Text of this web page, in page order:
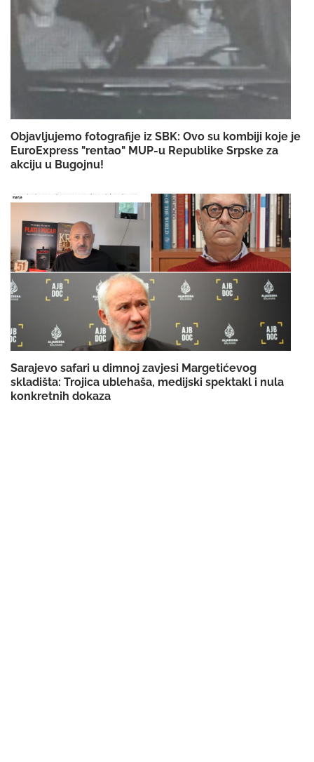
Objavljujemo fotografije iz SBK: Ovo su kombiji koje je
EuroExpress "rentao" MUP-u Republike Srpske za
akciju u Bugojnu!
Sarajevo safari u dimnoj zavjesi Margetićevog
skladišta: Trojica ublehaša, medijski spektakl i nula
konkretnih dokaza